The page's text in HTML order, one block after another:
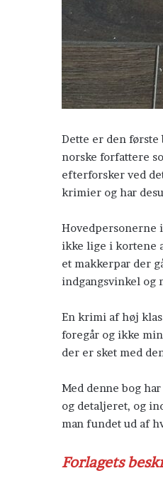
Dette er den første
norske forfattere
efterforsker ved
krimier og har
Hovedpersonerne
ikke lige i kortene
et makkerpar der
indgangsvinkel og
En krimi af høj
foregår og ikke
der er sket med
Med denne bog
og detaljeret, og
man fundet ud af
Forlagets